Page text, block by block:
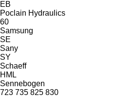
EB
Poclain Hydraulics
60
Samsung
SE
Sany
SY
Schaeff
HML
Sennebogen
723 735 825 830